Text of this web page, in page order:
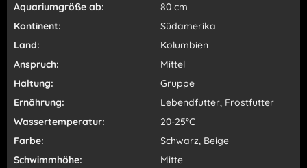
Aquariumgröße ab:
80 cm
Kontinent:
Südamerika
Land:
Kolumbien
Anspruch:
Mittel
Haltung:
Gruppe
Ernährung:
Lebendfutter, Frostfutter
Wassertemperatur:
20-25°C
Farbe:
Schwarz, Beige
Schwimmhöhe:
Mitte